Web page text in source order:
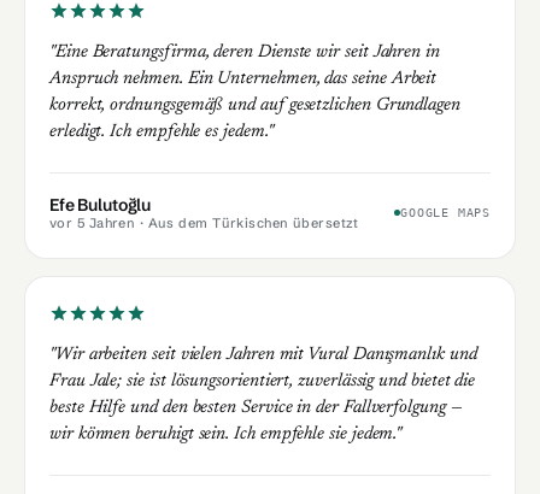
"Eine Beratungsfirma, deren Dienste wir seit Jahren in
Anspruch nehmen. Ein Unternehmen, das seine Arbeit
korrekt, ordnungsgemäß und auf gesetzlichen Grundlagen
erledigt. Ich empfehle es jedem."
Efe Bulutoğlu
vor 5 Jahren · Aus dem Türkischen übersetzt
GOOGLE MAPS
"Wir arbeiten seit vielen Jahren mit Vural Danışmanlık und
Frau Jale; sie ist lösungsorientiert, zuverlässig und bietet die
beste Hilfe und den besten Service in der Fallverfolgung —
wir können beruhigt sein. Ich empfehle sie jedem."